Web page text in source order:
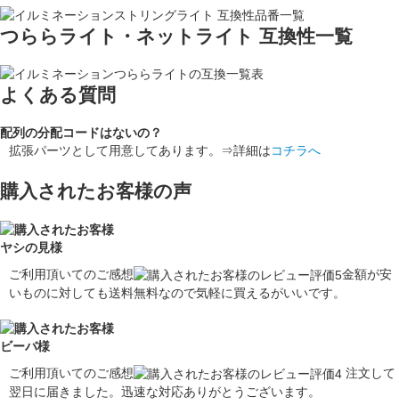
つららライト・ネットライト 互換性一覧
よくある質問
配列の分配コードはないの？
拡張パーツとして用意してあります。⇒詳細はコチラへ
購入されたお客様の声
ヤシの見様
ご利用頂いてのご感想
金額が安
いものに対しても送料無料なので気軽に買えるがいいです。
ビーバ様
ご利用頂いてのご感想
注文して
翌日に届きました。迅速な対応ありがとうございます。